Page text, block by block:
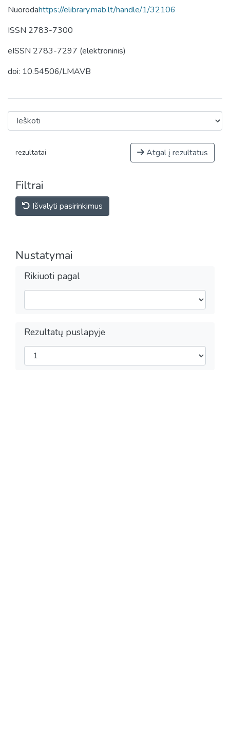
Nuorodahttps://elibrary.mab.lt/handle/1/32106
ISSN 2783-7300
eISSN 2783-7297 (elektroninis)
doi: 10.54506/LMAVB
rezultatai Atgal į rezultatus
Filtrai
Išvalyti pasirinkimus
Nustatymai
Rikiuoti pagal
Rezultatų puslapyje